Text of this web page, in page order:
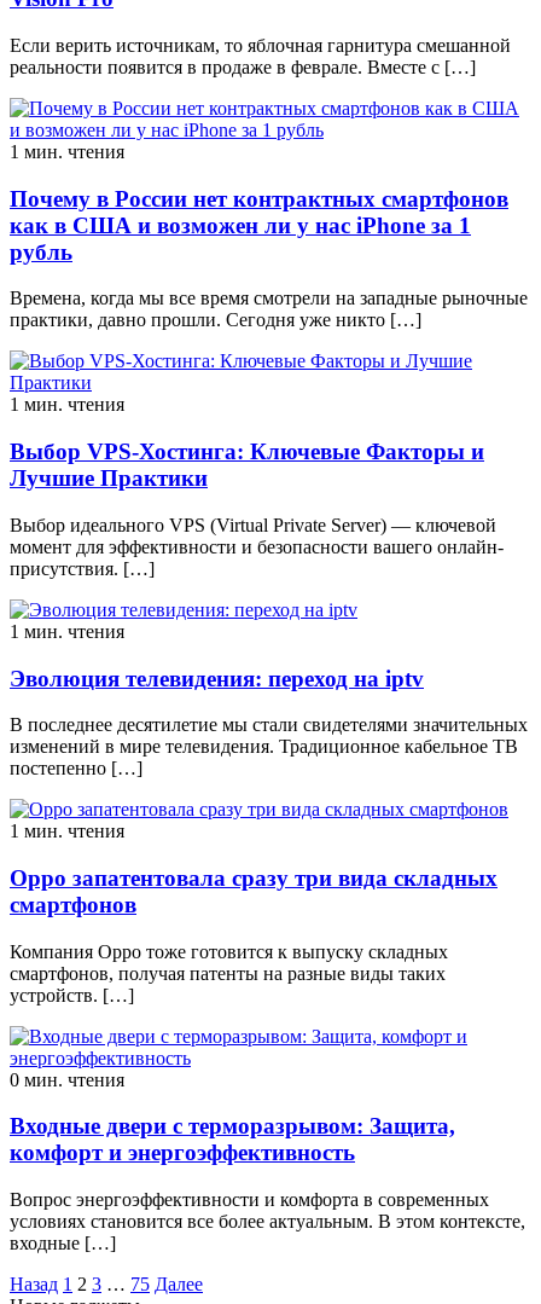
Если верить источникам, то яблочная гарнитура смешанной
реальности появится в продаже в феврале. Вместе с […]
1 мин. чтения
Почему в России нет контрактных смартфонов
как в США и возможен ли у нас iPhone за 1
рубль
Времена, когда мы все время смотрели на западные рыночные
практики, давно прошли. Сегодня уже никто […]
1 мин. чтения
Выбор VPS-Хостинга: Ключевые Факторы и
Лучшие Практики
Выбор идеального VPS (Virtual Private Server) — ключевой
момент для эффективности и безопасности вашего онлайн-
присутствия. […]
1 мин. чтения
Эволюция телевидения: переход на iptv
В последнее десятилетие мы стали свидетелями значительных
изменений в мире телевидения. Традиционное кабельное ТВ
постепенно […]
1 мин. чтения
Oppo запатентовала сразу три вида складных
смартфонов
Компания Oppo тоже готовится к выпуску складных
смартфонов, получая патенты на разные виды таких
устройств. […]
0 мин. чтения
Входные двери с терморазрывом: Защита,
комфорт и энергоэффективность
Вопрос энергоэффективности и комфорта в современных
условиях становится все более актуальным. В этом контексте,
входные […]
Пагинация
Назад 1 2 3 … 75 Далее